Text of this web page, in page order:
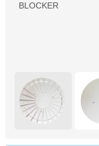
BLOCKER